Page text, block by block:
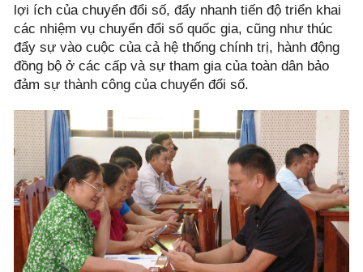
lợi ích của chuyển đổi số, đẩy nhanh tiến độ triển khai
các nhiệm vụ chuyển đổi số quốc gia, cũng như thúc
đẩy sự vào cuộc của cả hệ thống chính trị, hành động
đồng bộ ở các cấp và sự tham gia của toàn dân bảo
đảm sự thành công của chuyển đổi số.